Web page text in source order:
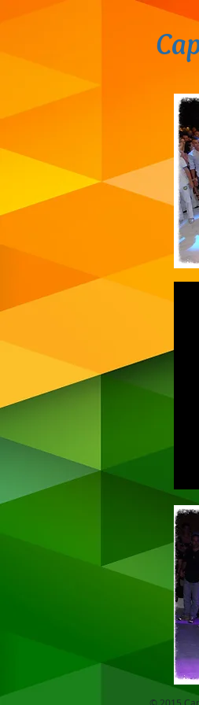
© 2015